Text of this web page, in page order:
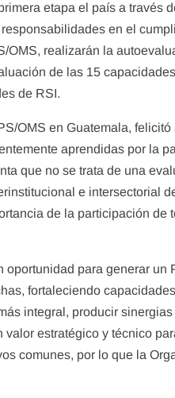
etapa el país a través
en el
realizarán la
de las 15
de RSI.
OMS en Guatemala,
aprendidas por la
que no se trata de una
e intersectorial
de la participación de
oportunidad para generar
fortaleciendo
integral, producir
estratégico y técnico
comunes, por lo que la